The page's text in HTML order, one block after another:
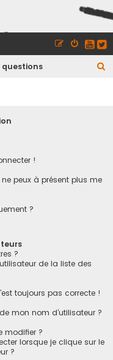
questions
!
peux à présent plus me
?
?
de la liste des
toujours pas correcte !
mon nom d’utilisateur ?
modifier ?
lorsque je clique sur le
?